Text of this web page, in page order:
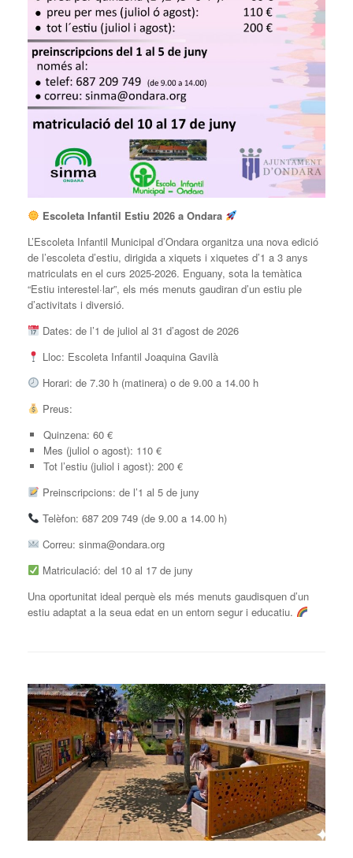
Escoleta Infantil Estiu 2026 a Ondara
L’Escoleta Infantil Municipal d’Ondara organitza una nova edició
de l’escoleta d’estiu, dirigida a xiquets i xiquetes d’1 a 3 anys
matriculats en el curs 2025-2026. Enguany, sota la temàtica
“Estiu interestel·lar”, els més menuts gaudiran d’un estiu ple
d’activitats i diversió.
Dates: de l’1 de juliol al 31 d’agost de 2026
Lloc: Escoleta Infantil Joaquina Gavilà
Horari: de 7.30 h (matinera) o de 9.00 a 14.00 h
Preus:
Quinzena: 60 €
Mes (juliol o agost): 110 €
Tot l’estiu (juliol i agost): 200 €
Preinscripcions: de l’1 al 5 de juny
Telèfon: 687 209 749 (de 9.00 a 14.00 h)
Correu: sinma@ondara.org
Matriculació: del 10 al 17 de juny
Una oportunitat ideal perquè els més menuts gaudisquen d’un
estiu adaptat a la seua edat en un entorn segur i educatiu.